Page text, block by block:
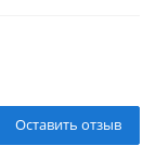
Оставить отзыв